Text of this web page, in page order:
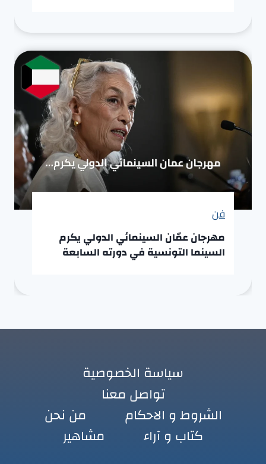
فن
مهرجان عمّان السينمائي الدولي يكرم
السينما التونسية في دورته السابعة
سياسة الخصوصية
تواصل معنا
الشروط و الاحكام
من نحن
كتاب و آراء
مشاهير